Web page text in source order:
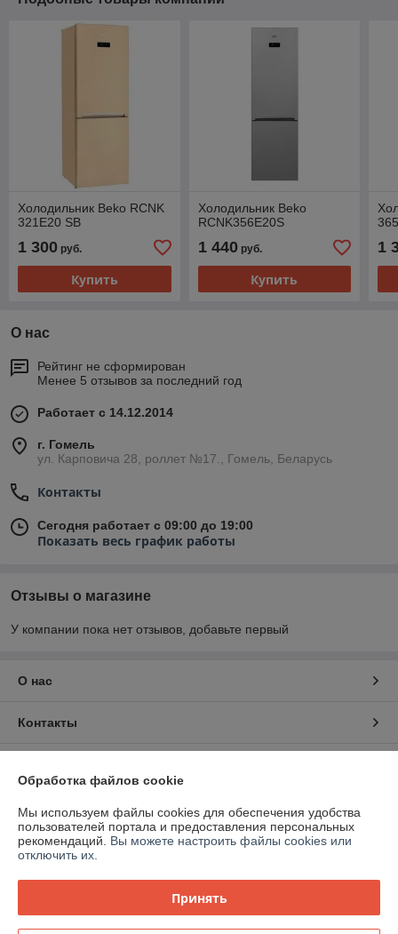
Холодильник Beko RCNK
321E20 SB
1 300 руб.
Купить
Холодильник Beko
RCNK356E20S
1 440руб.
Купить
1
О нас
Рейтинг не сформирован
Менее 5 отзывов за последний год
Работает с 14.12.2014
г. Гомель
ул. Карповича 28, роллет №17., Гомель, Беларусь
Контакты
Сегодня работает с 09:00 до 19:00
Показать весь график работы
Отзывы о магазине
У компании пока нет отзывов, добавьте первый
О нас
Контакты
График работы
Полная версия сайта
Обработка файлов cookie
Мы используем файлы cookies для обеспечения удобства
пользователей портала и предоставления персональных
рекомендаций. Вы можете настроить файлы cookies или
отключить их.
Принять